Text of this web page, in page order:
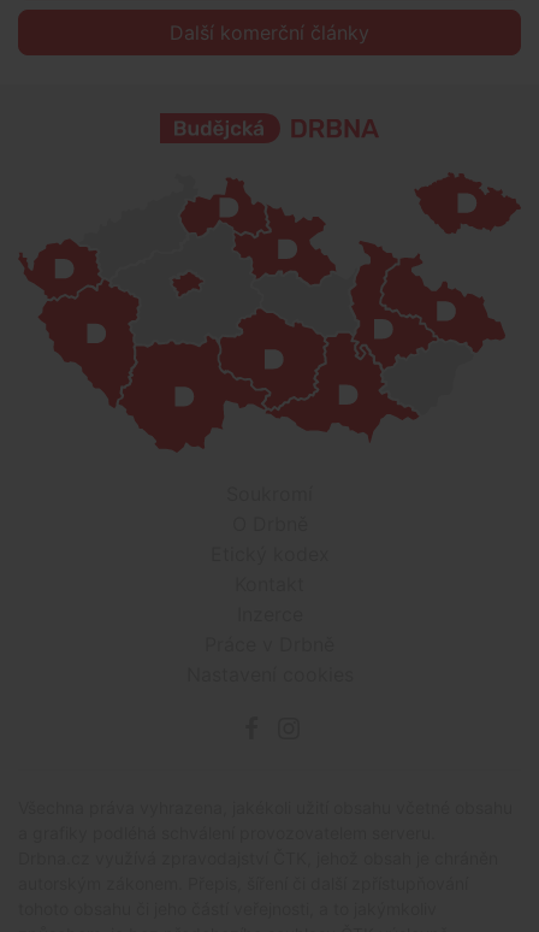
Další komerční články